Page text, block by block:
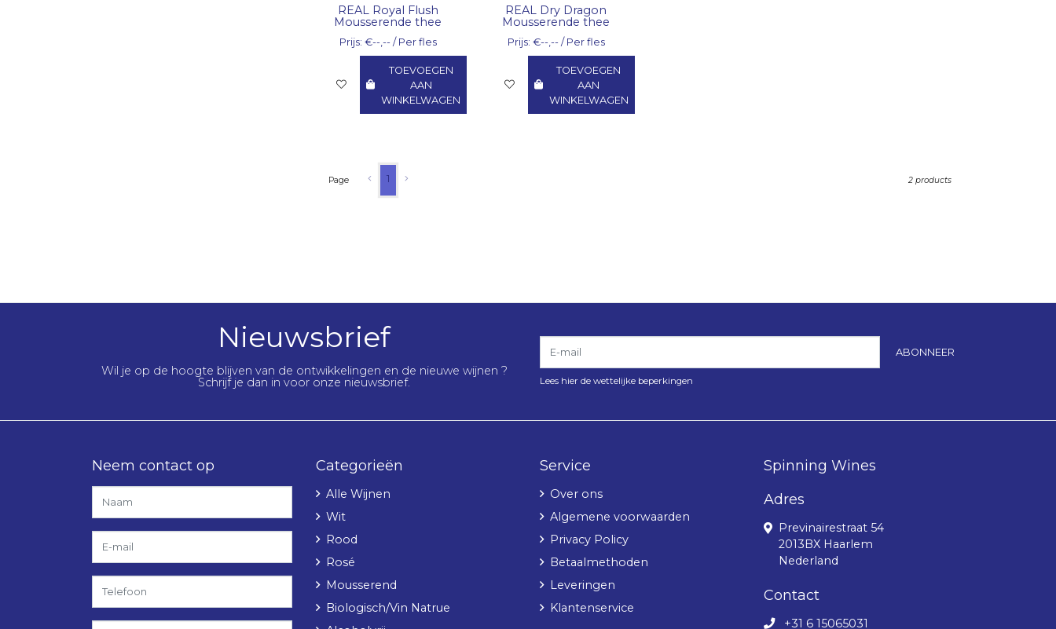
REAL Royal Flush
Mousserende thee
Prijs: €--,-- / Per fles
TOEVOEGEN
AAN
WINKELWAGEN
REAL Dry Dragon
Mousserende thee
Prijs: €--,-- / Per fles
TOEVOEGEN
AAN
WINKELWAGEN
Page 1 2 products
Nieuwsbrief
Wil je op de hoogte blijven van de ontwikkelingen en de nieuwe wijnen ?
Schrijf je dan in voor onze nieuwsbrief.
E-mail
ABONNEER
Lees hier de wettelijke beperkingen
Neem contact op Categorieën
Alle Wijnen
Wit
Rood
Rosé
Mousserend
Biologisch/Vin Natrue
Service
Over ons
Algemene voorwaarden
Privacy Policy
Betaalmethoden
Leveringen
Klantenservice
Spinning Wines
Adres
Previnairestraat 54
2013BX Haarlem
Nederland
Contact
+31 6 15065031